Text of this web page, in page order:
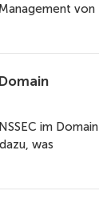
von
im Domain
was